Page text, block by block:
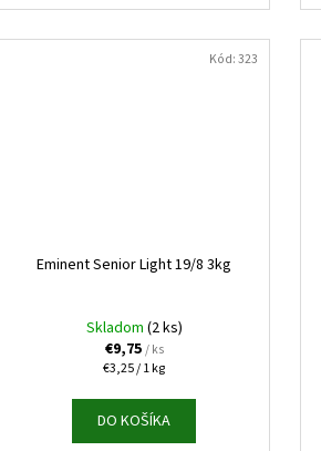
Eminent Senior Light 19/8 3kg
Skladom (2 ks)
€9,75/ ks
Jednotková
€3,25 / 1 kg
DO KOŠÍKA
Kód:323